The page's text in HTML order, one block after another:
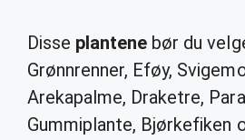
Disse plantene bør du
Grønnrenner, Eføy,
Arekapalme, Draketre,
Gummiplante, Bjørkefiken